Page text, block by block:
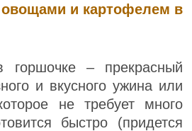
и картофелем в
– прекрасный
и вкусного ужина или
не требует много
быстро (придется